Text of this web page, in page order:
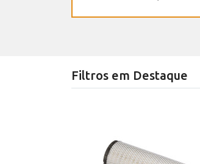
Filtros em Destaque